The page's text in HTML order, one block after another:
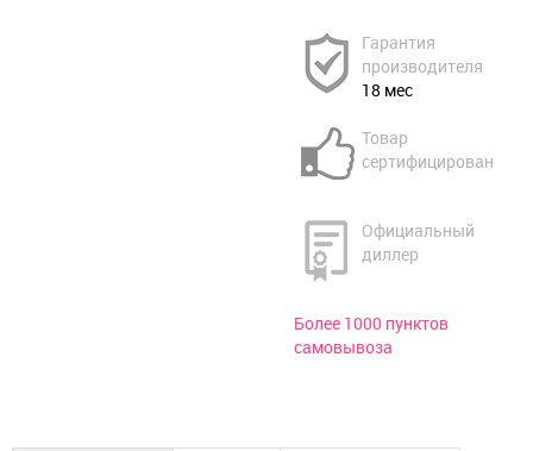
Гарантия
производителя
18 мес
Товар
сертифицирован
Официальный
диллер
Более 1000 пунктов
самовывоза